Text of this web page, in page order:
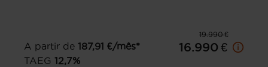
19.990 €
A partir de 187,91 €/mês*
TAEG 12,7%
16.990 €